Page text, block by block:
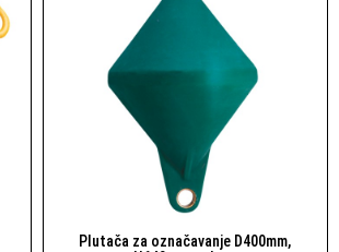
Brzi pogled
Plutača za označavanje D400mm,